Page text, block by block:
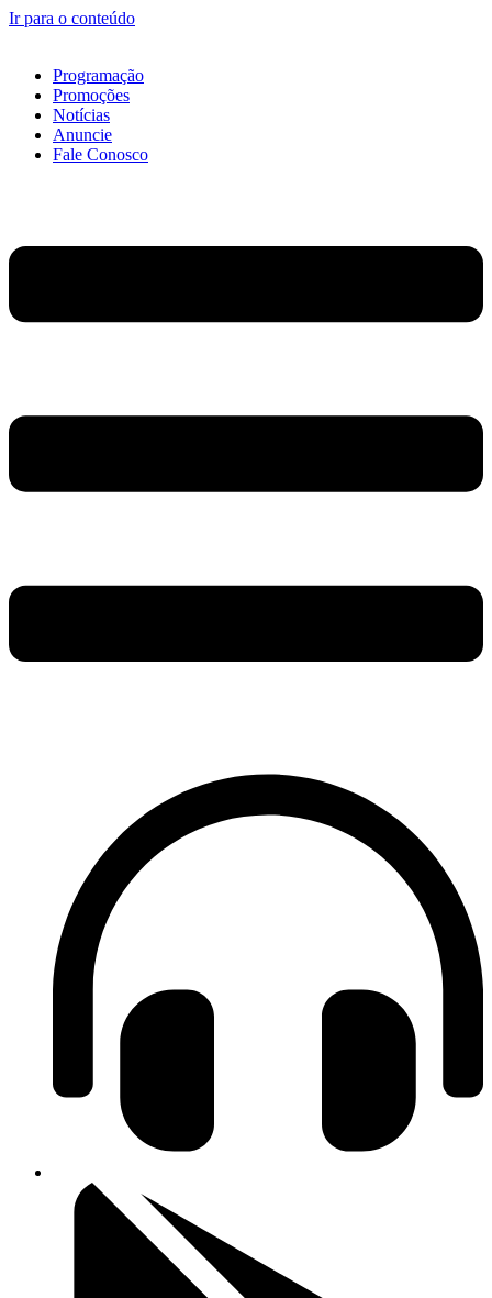
Ir para o conteúdo
Programação
Promoções
Notícias
Anuncie
Fale Conosco